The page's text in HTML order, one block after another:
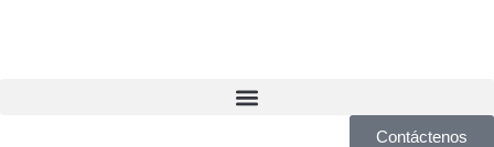
Contáctenos